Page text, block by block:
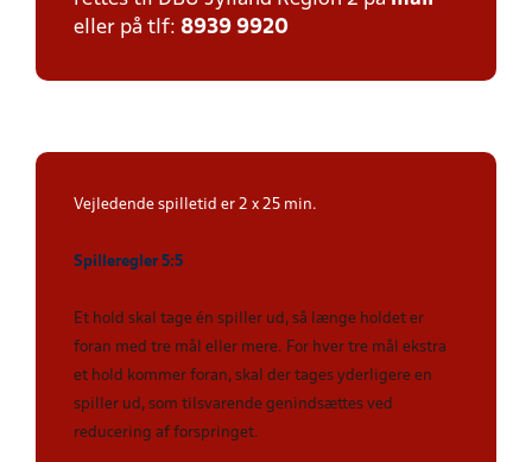
eller på tlf: 8939 9920
Vejledende spilletid er 2 x 25 min.
Spilleregler 5:5
Et hold skal tage én spiller ud, så længe holdet er
foran med tre mål eller mere. For hver tre mål ekstra
et hold kommer foran, skal der tages yderligere en
spiller ud, som tilsvarende genindsættes ved
reducering af forspringet.